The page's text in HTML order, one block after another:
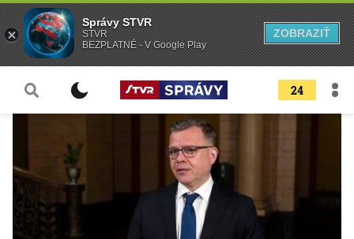
24
Správy STVR
STVR
BEZPLATNÉ - V Google Play
ZOBRAZIŤ